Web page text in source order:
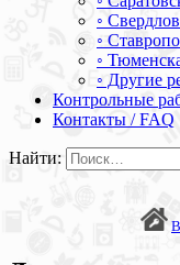
◦
◦
◦
◦ Другие
Контрольные
Контакты / FAQ
Найти: